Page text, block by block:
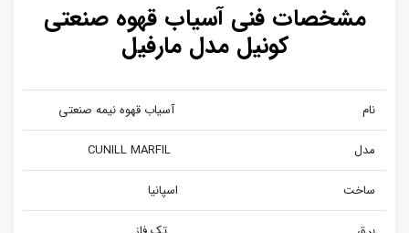
مشخصات فنی آسیاب قهوه صنعتی
کونیل مدل مارفیل
نام آسیاب قهوه نیمه صنعتی
مدل
ساخت اسپانیا